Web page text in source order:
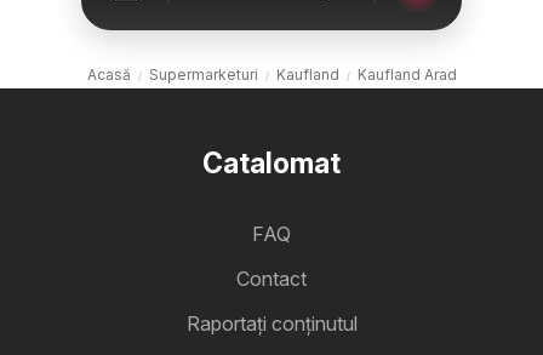
Acasă Supermarketuri Kaufland Kaufland Arad
Catalomat
FAQ
Contact
Raportați conținutul